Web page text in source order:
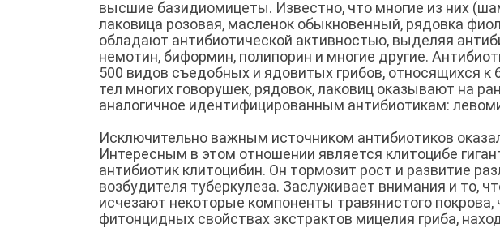
высшие базидиомицеты. Известно, что многие из них
лаковица розовая, масленок обыкновенный, рядовка
обладают антибиотической активностью, выделяя
немотин, биформин, полипорин и многие другие.
500 видов съедобных и ядовитых грибов, относящихся
тел многих говорушек, рядовок, лаковиц оказывают на
аналогичное идентифицированным антибиотикам:
Исключительно важным источником антибиотиков
Интересным в этом отношении является клитоцибе
антибиотик клитоцибин. Он тормозит рост и развитие
возбудителя туберкулеза. Заслуживает внимания и то,
исчезают некоторые компоненты травянистого
фитонцидных свойствах экстрактов мицелия гриба,